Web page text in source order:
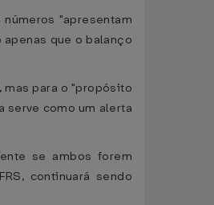
"apresentam
que o balanço
mas para o "propósito
serve como um alerta
se ambos forem
continuará sendo